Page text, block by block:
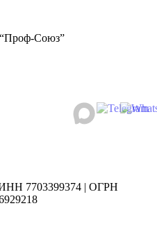
Союз”
7703399374 | ОГРН